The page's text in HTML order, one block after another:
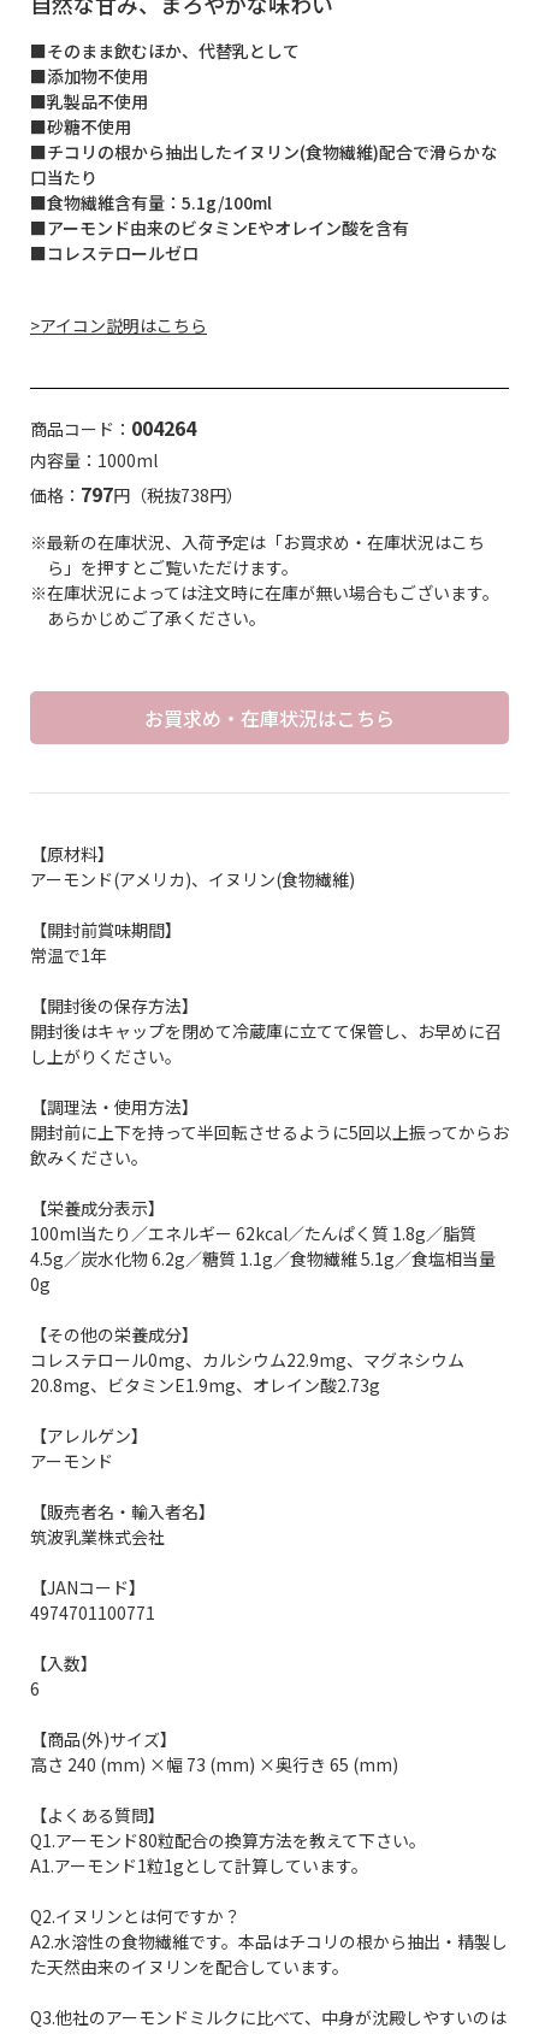
■そのまま飲むほか、代替乳として
■添加物不使用
■乳製品不使用
■砂糖不使用
■チコリの根から抽出したイヌリン(食物繊維)配合で滑らかな
口当たり
■食物繊維含有量：5.1g/100ml
■アーモンド由来のビタミンEやオレイン酸を含有
■コレステロールゼロ
>アイコン説明はこちら
商品コード： 004264
内容量：1000ml
価格： 797円（税抜738円）
※最新の在庫状況、入荷予定は「お買求め・在庫状況はこち
ら」を押すとご覧いただけます。
※在庫状況によっては注文時に在庫が無い場合もございます。
あらかじめご了承ください。
お買求め・在庫状況はこちら
【原材料】
アーモンド(アメリカ)、イヌリン(食物繊維)
【開封前賞味期間】
常温で1年
【開封後の保存方法】
開封後はキャップを閉めて冷蔵庫に立てて保管し、お早めに召
し上がりください。
【調理法・使用方法】
開封前に上下を持って半回転させるように5回以上振ってからお
飲みください。
【栄養成分表示】
100ml当たり／エネルギー 62kcal／たんぱく質 1.8g／脂質
4.5g／炭水化物 6.2g／糖質 1.1g／食物繊維 5.1g／食塩相当量
0g
【その他の栄養成分】
コレステロール0mg、カルシウム22.9mg、マグネシウム
20.8mg、ビタミンE1.9mg、オレイン酸2.73g
【アレルゲン】
アーモンド
【販売者名・輸入者名】
筑波乳業株式会社
【JANコード】
4974701100771
【入数】
6
【商品(外)サイズ】
高さ 240 (mm) ×幅 73 (mm) ×奥行き 65 (mm)
【よくある質問】
Q1.アーモンド80粒配合の換算方法を教えて下さい。
A1.アーモンド1粒1gとして計算しています。
Q2.イヌリンとは何ですか？
A2.水溶性の食物繊維です。本品はチコリの根から抽出・精製し
た天然由来のイヌリンを配合しています。
Q3.他社のアーモンドミルクに比べて、中身が沈殿しやすいのは